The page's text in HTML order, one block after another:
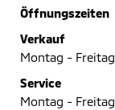
Öffnungszeiten
Verkauf
Montag - Freitag
Service
Montag - Freitag